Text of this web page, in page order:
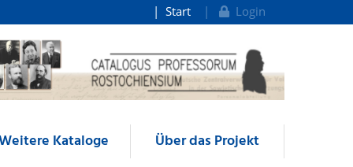
Start Login
Kataloge Über das Projekt